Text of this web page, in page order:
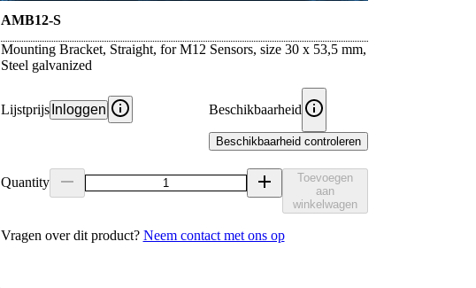
AMB12-S
Mounting Bracket, Straight, for M12 Sensors, size 30 x 53,5 mm,
Steel galvanized
Lijstprijs Inloggen Beschikbaarheid
Beschikbaarheid controleren
Quantity
Toevoegen
aan
winkelwagen
Vragen over dit product? Neem contact met ons op